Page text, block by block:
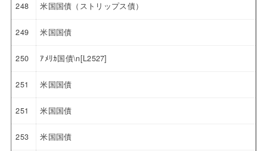
248 米国国債（ストリップス債）
249 米国国債
250 ｱﾒﾘｶ国債\n[L2527]
251 米国国債
251 米国国債
253 米国国債